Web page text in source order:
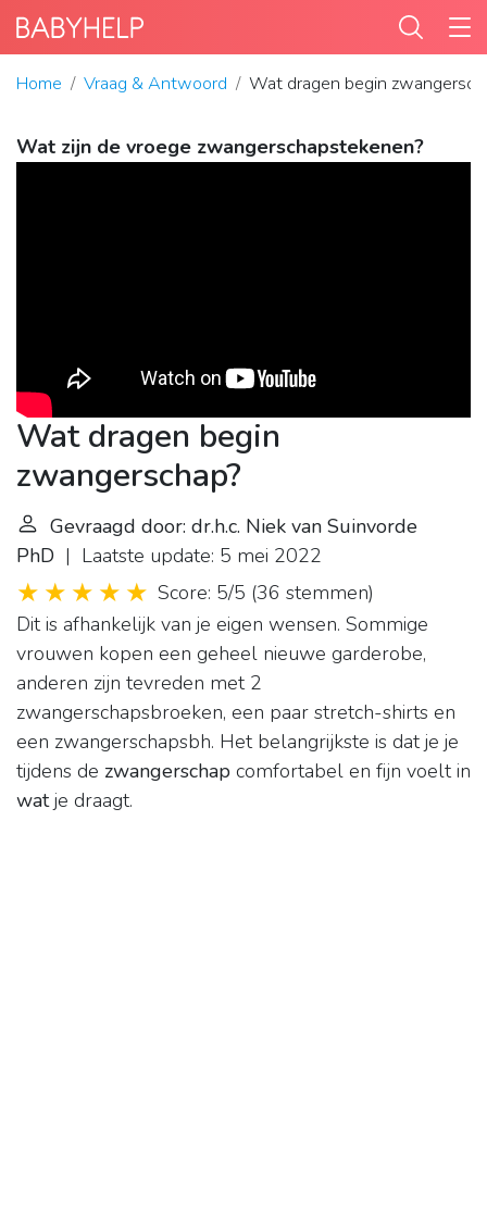
Home Vraag & Antwoord Wat dragen begin
Wat zijn de vroege zwangerschapstekenen?
Wat dragen begin
zwangerschap?
Gevraagd door: dr.h.c. Niek van Suinvorde
PhD | Laatste update: 5 mei 2022
Score: 5/5 (36 stemmen)
Dit is afhankelijk van je eigen wensen. Sommige
vrouwen kopen een geheel nieuwe garderobe,
anderen zijn tevreden met 2
zwangerschapsbroeken, een paar stretch-shirts en
een zwangerschapsbh. Het belangrijkste is dat je je
tijdens de zwangerschap comfortabel en fijn voelt in
watje draagt.